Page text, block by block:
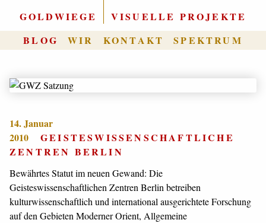
GOLDWIEGE
VISUELLE PROJEKTE
BLOG
WIR KONTAKT SPEKTRUM
14. Januar
2010 GEISTESWISSENSCHAFTLICHE
ZENTREN BERLIN
Bewährtes Statut im neuen Gewand: Die
Geisteswissenschaftlichen Zentren Berlin betreiben
kulturwissenschaftlich und international ausgerichtete Forschung
auf den Gebieten Moderner Orient, Allgemeine